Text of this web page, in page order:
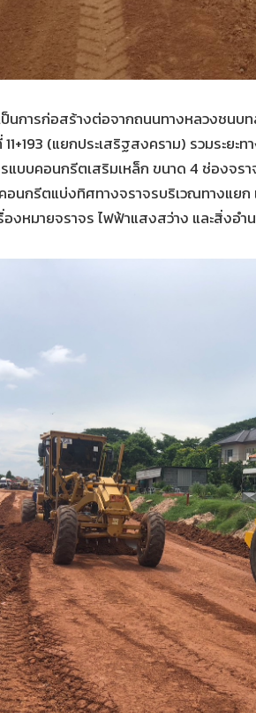
ป็นการก่อสร้างต่อจากถนนทางหลวงชนบ
(แยกประเสริฐสงคราม) รวมระยะ
บบคอนกรีตเสริมเหล็ก ขนาด 4 ช่องจรา
อนกรีตแบ่งทิศทางจราจรบริเวณทางแยก
รื่องหมายจราจร ไฟฟ้าแสงสว่าง และสิ่ง